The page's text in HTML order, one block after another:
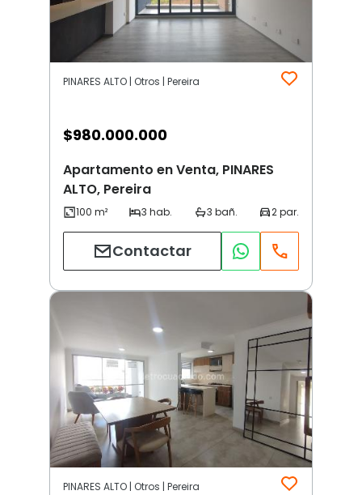
PINARES ALTO | Otros | Pereira
$980.000.000
Apartamento en Venta, PINARES
ALTO, Pereira
Contactar
PINARES ALTO | Otros | Pereira